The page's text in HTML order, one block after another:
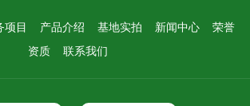
项目 产品介绍 基地实拍 新闻中心
荣誉
资质
联系我们